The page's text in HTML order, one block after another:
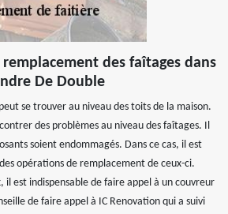
des faîtages dans
De Double
se trouver au niveau des toits de la maison.
des problèmes au niveau des faîtages. Il
soient endommagés. Dans ce cas, il est
opérations de remplacement de ceux-ci.
il est indispensable de faire appel à un couvreur
de faire appel à IC Renovation qui a suivi